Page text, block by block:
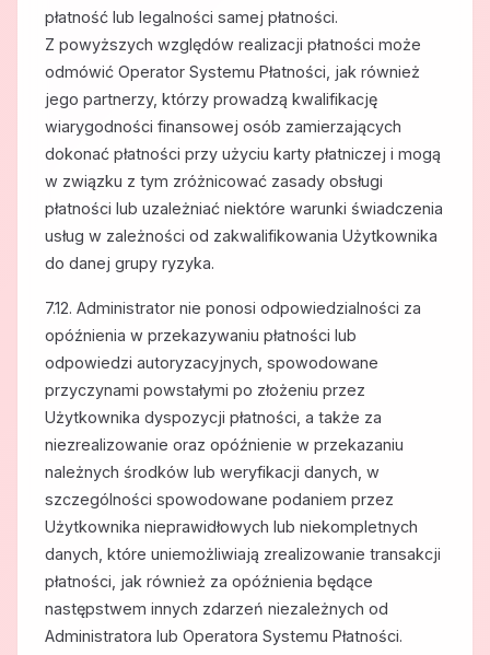
płatność lub legalności samej płatności.
Z powyższych względów realizacji płatności może
odmówić Operator Systemu Płatności, jak również
jego partnerzy, którzy prowadzą kwalifikację
wiarygodności finansowej osób zamierzających
dokonać płatności przy użyciu karty płatniczej i mogą
w związku z tym zróżnicować zasady obsługi
płatności lub uzależniać niektóre warunki świadczenia
usług w zależności od zakwalifikowania Użytkownika
do danej grupy ryzyka.
7.12. Administrator nie ponosi odpowiedzialności za
opóźnienia w przekazywaniu płatności lub
odpowiedzi autoryzacyjnych, spowodowane
przyczynami powstałymi po złożeniu przez
Użytkownika dyspozycji płatności, a także za
niezrealizowanie oraz opóźnienie w przekazaniu
należnych środków lub weryfikacji danych, w
szczególności spowodowane podaniem przez
Użytkownika nieprawidłowych lub niekompletnych
danych, które uniemożliwiają zrealizowanie transakcji
płatności, jak również za opóźnienia będące
następstwem innych zdarzeń niezależnych od
Administratora lub Operatora Systemu Płatności.